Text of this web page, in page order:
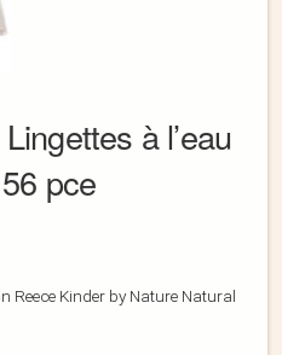
à l’eau
pce
Reece Kinder by Nature Natural